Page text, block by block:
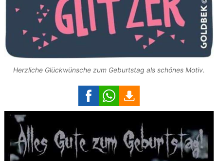
Herzliche Glückwünsche zum Geburtstag als schönes Motiv.